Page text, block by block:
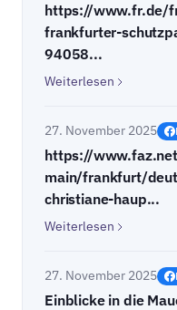
https://www.fr.de/
frankfurter-
94058...
Weiterlesen
27. November 2025
https://
main/frankfurt/
christiane-haup...
Weiterlesen
27. November 2025
Einblicke in die